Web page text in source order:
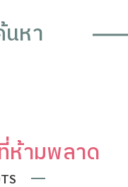
หา
ห้ามพลาด